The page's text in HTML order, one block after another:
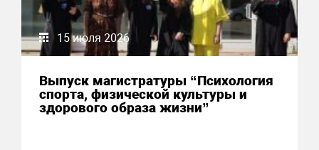
15 июля 2026
Выпуск магистратуры “Психология
спорта, физической культуры и
здорового образа жизни”